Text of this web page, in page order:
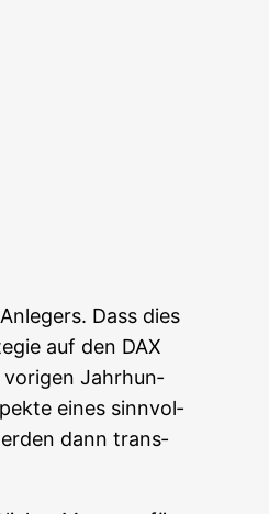
Dass dies
auf den DAX
vori­gen Jahr­hun­
eines sinn­vol­
dann trans­